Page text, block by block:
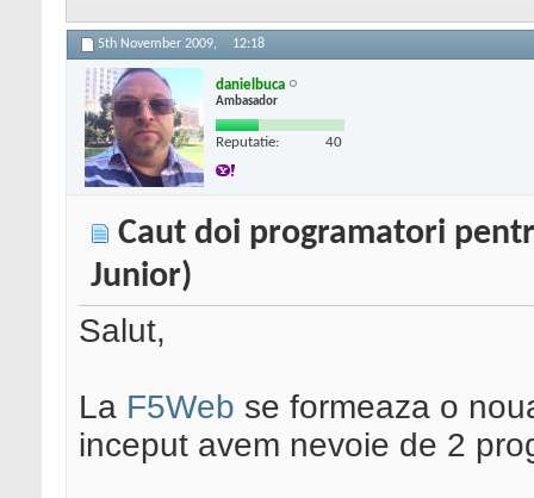
5th November 2009, 12:18
danielbuca
Ambasador
Reputatie: 40
Caut doi programatori
Junior)
Salut,
La F5Web se formeaza o
inceput avem nevoie de 2